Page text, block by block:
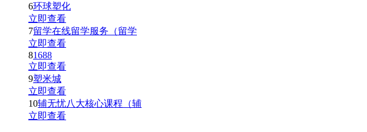
6环球塑化
立即查看
7留学在线留学服务（留学
立即查看
81688
立即查看
9塑米城
立即查看
10辅无忧八大核心课程（辅
立即查看